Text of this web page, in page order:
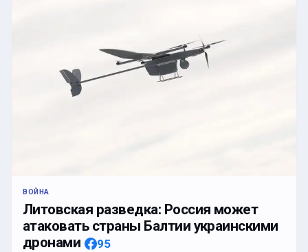
ВОЙНА
Литовская разведка: Россия может
атаковать страны Балтии украинскими
дронами
95